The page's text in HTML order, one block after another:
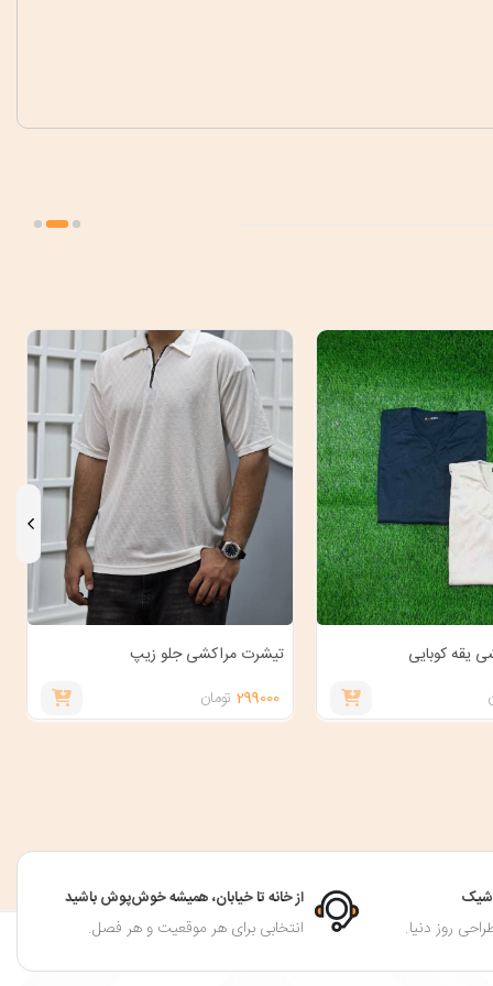
یقه کوبایی
تیشرت مراکشی جلو زیپ
299000 تومان
شیک
روز دنیا.
از خانه تا خیابان، همیشه خوش‌پوش باشید
انتخابی برای هر موقعیت و هر فصل.